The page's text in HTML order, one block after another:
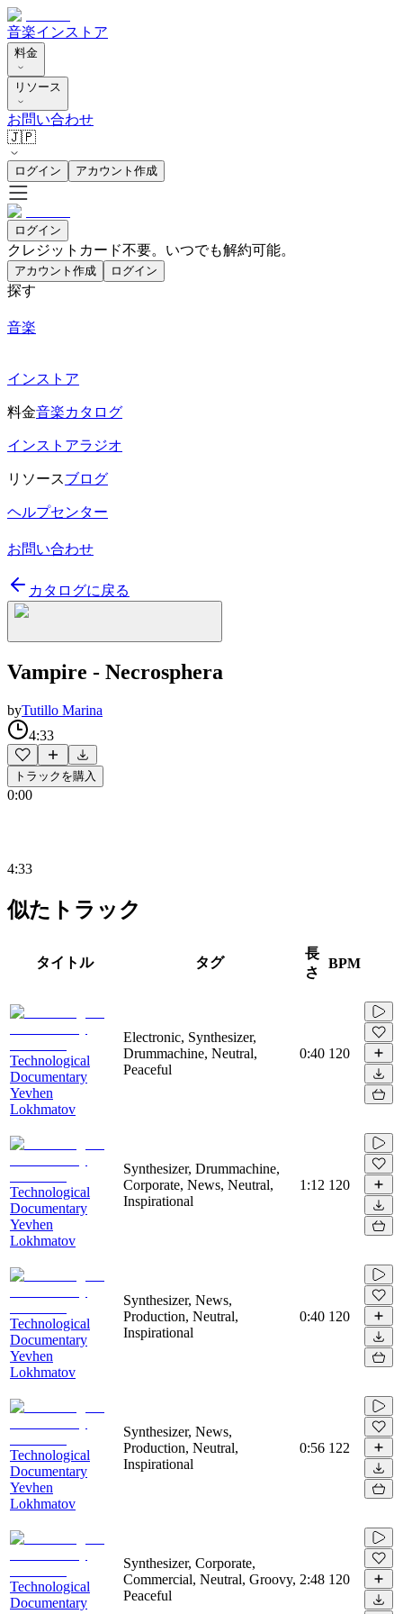
音楽インストア
料金
リソース
お問い合わせ
🇯🇵
ログイン アカウント作成
ログイン
クレジットカード不要。いつでも解約可能。
アカウント作成 ログイン
探す
音楽
インストア
料金音楽カタログ
インストアラジオ
リソースブログ
ヘルプセンター
お問い合わせ
カタログに戻る
Vampire - Necrosphera
byTutillo Marina
4:33
トラックを購入
0:00
4:33
似たトラック
タイトル タグ
長
さ
BPM
Technological
Documentary
Yevhen
Lokhmatov
Electronic, Synthesizer,
Drummachine, Neutral,
Peaceful
0:40 120
Technological
Documentary
Yevhen
Lokhmatov
Synthesizer, Drummachine,
Corporate, News, Neutral,
Inspirational
1:12 120
Technological
Documentary
Yevhen
Lokhmatov
Synthesizer, News,
Production, Neutral,
Inspirational
0:40 120
Technological
Documentary
Yevhen
Lokhmatov
Synthesizer, News,
Production, Neutral,
Inspirational
0:56 122
Technological
Documentary
Synthesizer, Corporate,
Commercial, Neutral, Groovy,
Peaceful
2:48 120